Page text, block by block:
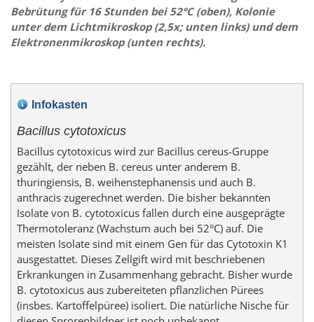
Bebrütung für 16 Stunden bei 52°C (oben), Kolonie
unter dem Lichtmikroskop (2,5x; unten links) und dem
Elektronenmikroskop (unten rechts).
Infokasten
Bacillus cytotoxicus
Bacillus cytotoxicus wird zur Bacillus cereus-Gruppe
gezählt, der neben B. cereus unter anderem B.
thuringiensis, B. weihenstephanensis und auch B.
anthracis zugerechnet werden. Die bisher bekannten
Isolate von B. cytotoxicus fallen durch eine ausgeprägte
Thermotoleranz (Wachstum auch bei 52°C) auf. Die
meisten Isolate sind mit einem Gen für das Cytotoxin K1
ausgestattet. Dieses Zellgift wird mit beschriebenen
Erkrankungen in Zusammenhang gebracht. Bisher wurde
B. cytotoxicus aus zubereiteten pflanzlichen Pürees
(insbes. Kartoffelpüree) isoliert. Die natürliche Nische für